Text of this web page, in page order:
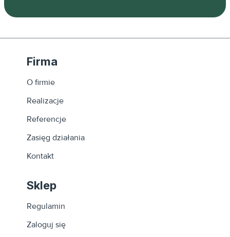
Firma
O firmie
Realizacje
Referencje
Zasięg działania
Kontakt
Sklep
Regulamin
Zaloguj się